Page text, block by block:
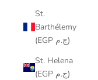
St.
Barthélemy
(EGP ج.م)
St. Helena
(EGP ج.م)